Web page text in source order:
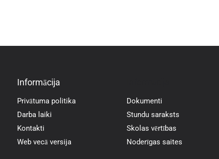
Informācija
Privātuma politika
Darba laiki
Kontakti
Web vecā versija
Dokumenti
Stundu saraksts
Skolas vērtības
Noderīgas saites